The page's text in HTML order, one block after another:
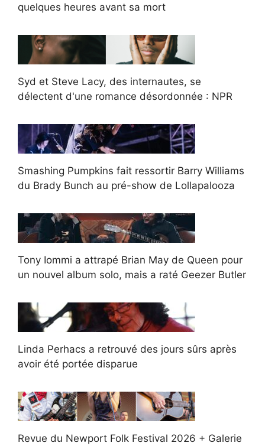
quelques heures avant sa mort
Syd et Steve Lacy, des internautes, se
délectent d'une romance désordonnée : NPR
Smashing Pumpkins fait ressortir Barry Williams
du Brady Bunch au pré-show de Lollapalooza
Tony Iommi a attrapé Brian May de Queen pour
un nouvel album solo, mais a raté Geezer Butler
Linda Perhacs a retrouvé des jours sûrs après
avoir été portée disparue
Revue du Newport Folk Festival 2026 + Galerie